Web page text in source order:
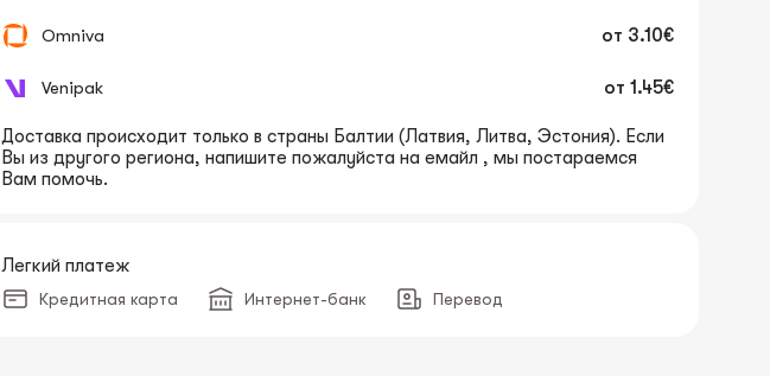
Omniva от 3.10€
Venipak от 1.45€
Доставка происходит только в страны Балтии (Латвия, Литва, Эстония). Если
Вы из другого региона, напишите пожалуйста на емайл , мы постараемся
Вам помочь.
Легкий платеж
Кредитная карта Интернет-банк Перевод